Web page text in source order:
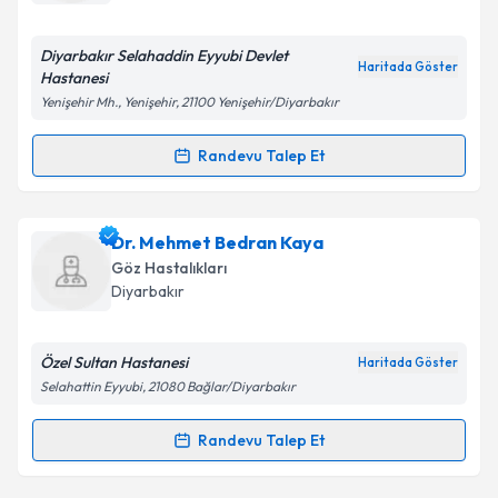
Kişisel verilerimin işlenmesine ilişkinAydınlatma
'ni okudum ve kişisel verilerimin belirtilen
kapsamda işlenmesini kabul ediyorum.
Takvim Talebini Gönder
Diyarbakır Selahaddin Eyyubi Devlet
Hastanesi
Haritada Göster
Yenişehir Mh., Yenişehir, 21100 Yenişehir/Diyarbakır
Randevu Talep Et
Randevu Takvimi Talebi
Ass. Dr. Süleyman Vardariçin randevu takvimi talebi
oluşturun. Size bu uzmandan randevu almanız için bir
takvim hazırlandığında e-posta ile bilgilendireceğiz.
Kişisel verilerimin işlenmesine ilişkin
Metni'ni okudum ve kişisel verilerimin belirtilen
Dr. Mehmet Bedran Kaya
Göz Hastalıkları
Diyarbakır
Özel Sultan Hastanesi Haritada Göster
Selahattin Eyyubi, 21080 Bağlar/Diyarbakır
Randevu Talep Et
Randevu Takvimi Talebi